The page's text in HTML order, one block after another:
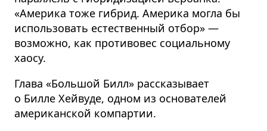
«Америка тоже гибрид. Америка могла бы
использовать естественный отбор» —
возможно, как противовес социальному
хаосу.
Глава «Большой Билл» рассказывает
о Билле Хейвуде, одном из основателей
американской компартии.